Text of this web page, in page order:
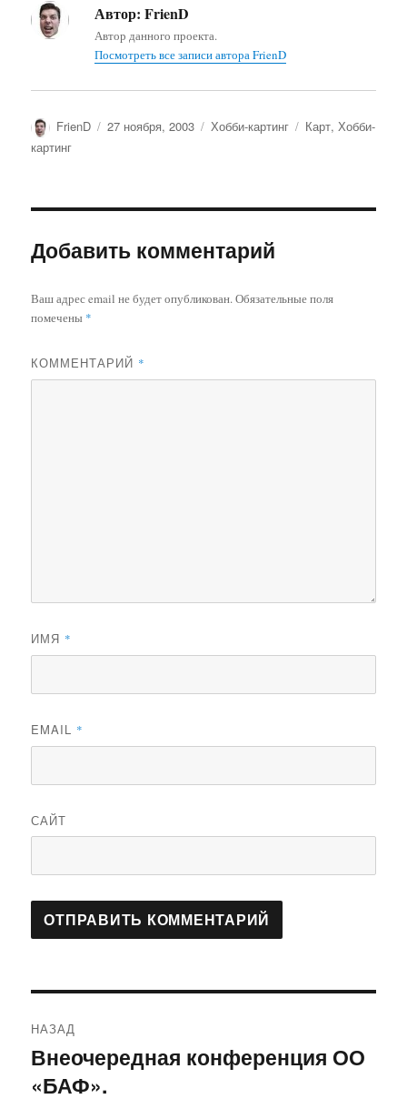
Автор: FrienD
Автор данного проекта.
Посмотреть все записи автора FrienD
Автор
FrienD Опубликовано
27 ноября, 2003 Рубрики
Хобби-картинг Метки
Карт,Хобби-
картинг
Добавить комментарий
Ваш адрес email не будет опубликован. Обязательные поля
помечены *
КОММЕНТАРИЙ *
ИМЯ *
EMAIL *
САЙТ
по
записям
НАЗАД
Предыдущая
запись:
Внеочередная конференция ОО
«БАФ».